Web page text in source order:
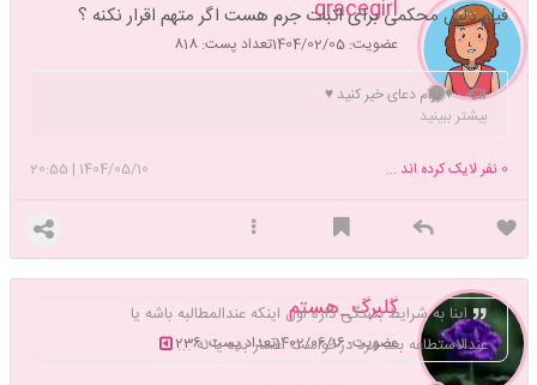
gracegirl
عضویت: 1404/02/05 تعداد پست: 818
فیلم دلیل محکمی برای اثبات جرم هست اگر متهم اقرار نکنه ؟
♥️ برام دعای خیر کنید ♥️
بیشتر ببینید
1404/05/10
|
20:55 0 نفر لایک کرده اند ...
گلبرگ_هستم
عضویت: 1402/06/16 تعداد پست: 236
اینا به شرایط بستگی داره اول اینکه عندالمطالبه باشه یا
عندالاستطاعه بعد مرد درخواست اعسار بده یا نه ...